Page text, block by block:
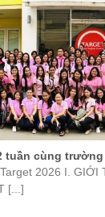
tuần cùng
2026 I. GIỚI
[...]